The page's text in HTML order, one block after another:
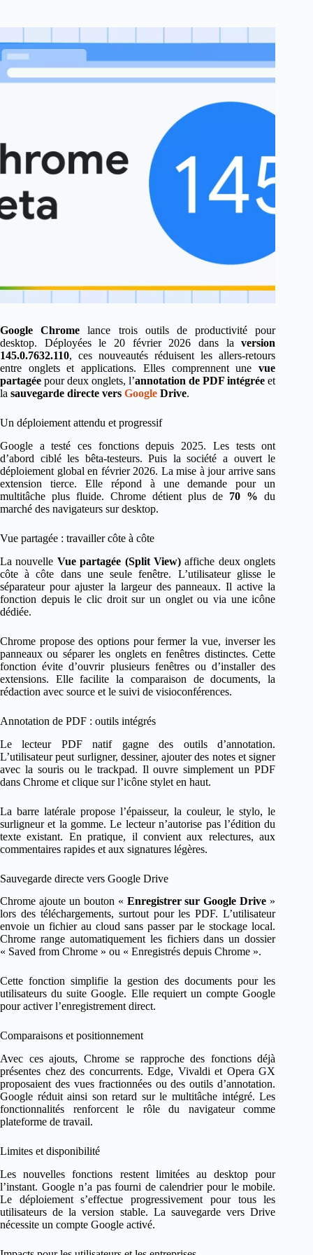
Google Chrome lance trois outils de productivité pour
desktop. Déployées le 20 février 2026 dans laversion
145.0.7632.110, ces nouveautés réduisent les allers-retours
entre onglets et applications. Elles comprennent unevue
partagée pour deux onglets, l’annotation de PDF intégrée et
la sauvegarde directe vers Google Drive.
Un déploiement attendu et progressif
Google a testé ces fonctions depuis 2025. Les tests ont
d’abord ciblé les bêta-testeurs. Puis la société a ouvert le
déploiement global en février 2026. La mise à jour arrive sans
extension tierce. Elle répond à une demande pour un
multitâche plus fluide. Chrome détient plus de 70 % du
marché des navigateurs sur desktop.
Vue partagée : travailler côte à côte
La nouvelle Vue partagée (Split View) affiche deux onglets
côte à côte dans une seule fenêtre. L’utilisateur glisse le
séparateur pour ajuster la largeur des panneaux. Il active la
fonction depuis le clic droit sur un onglet ou via une icône
dédiée.
Chrome propose des options pour fermer la vue, inverser les
panneaux ou séparer les onglets en fenêtres distinctes. Cette
fonction évite d’ouvrir plusieurs fenêtres ou d’installer des
extensions. Elle facilite la comparaison de documents, la
rédaction avec source et le suivi de visioconférences.
Annotation de PDF : outils intégrés
Le lecteur PDF natif gagne des outils d’annotation.
L’utilisateur peut surligner, dessiner, ajouter des notes et signer
avec la souris ou le trackpad. Il ouvre simplement un PDF
dans Chrome et clique sur l’icône stylet en haut.
La barre latérale propose l’épaisseur, la couleur, le stylo, le
surligneur et la gomme. Le lecteur n’autorise pas l’édition du
texte existant. En pratique, il convient aux relectures, aux
commentaires rapides et aux signatures légères.
Sauvegarde directe vers Google Drive
Chrome ajoute un bouton « Enregistrer sur Google Drive »
lors des téléchargements, surtout pour les PDF. L’utilisateur
envoie un fichier au cloud sans passer par le stockage local.
Chrome range automatiquement les fichiers dans un dossier
« Saved from Chrome » ou « Enregistrés depuis Chrome ».
Cette fonction simplifie la gestion des documents pour les
utilisateurs du suite Google. Elle requiert un compte Google
pour activer l’enregistrement direct.
Comparaisons et positionnement
Avec ces ajouts, Chrome se rapproche des fonctions déjà
présentes chez des concurrents. Edge, Vivaldi et Opera GX
proposaient des vues fractionnées ou des outils d’annotation.
Google réduit ainsi son retard sur le multitâche intégré. Les
fonctionnalités renforcent le rôle du navigateur comme
plateforme de travail.
Limites et disponibilité
Les nouvelles fonctions restent limitées au desktop pour
l’instant. Google n’a pas fourni de calendrier pour le mobile.
Le déploiement s’effectue progressivement pour tous les
utilisateurs de la version stable. La sauvegarde vers Drive
nécessite un compte Google activé.